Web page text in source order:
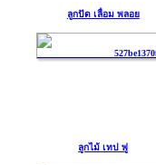
ลูกปัด เลื่อม พลอย
ลูกไม้ เทป พู่